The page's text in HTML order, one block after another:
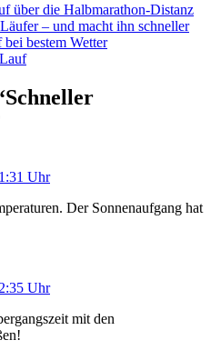
über die Halbmarathon-Distanz
– und macht ihn schneller
bestem Wetter
Uhr
Der Sonnenaufgang hat
Uhr
mit den